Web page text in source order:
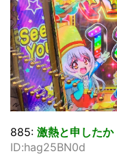
885: 激熱と申したか
ID:hag25BN0d